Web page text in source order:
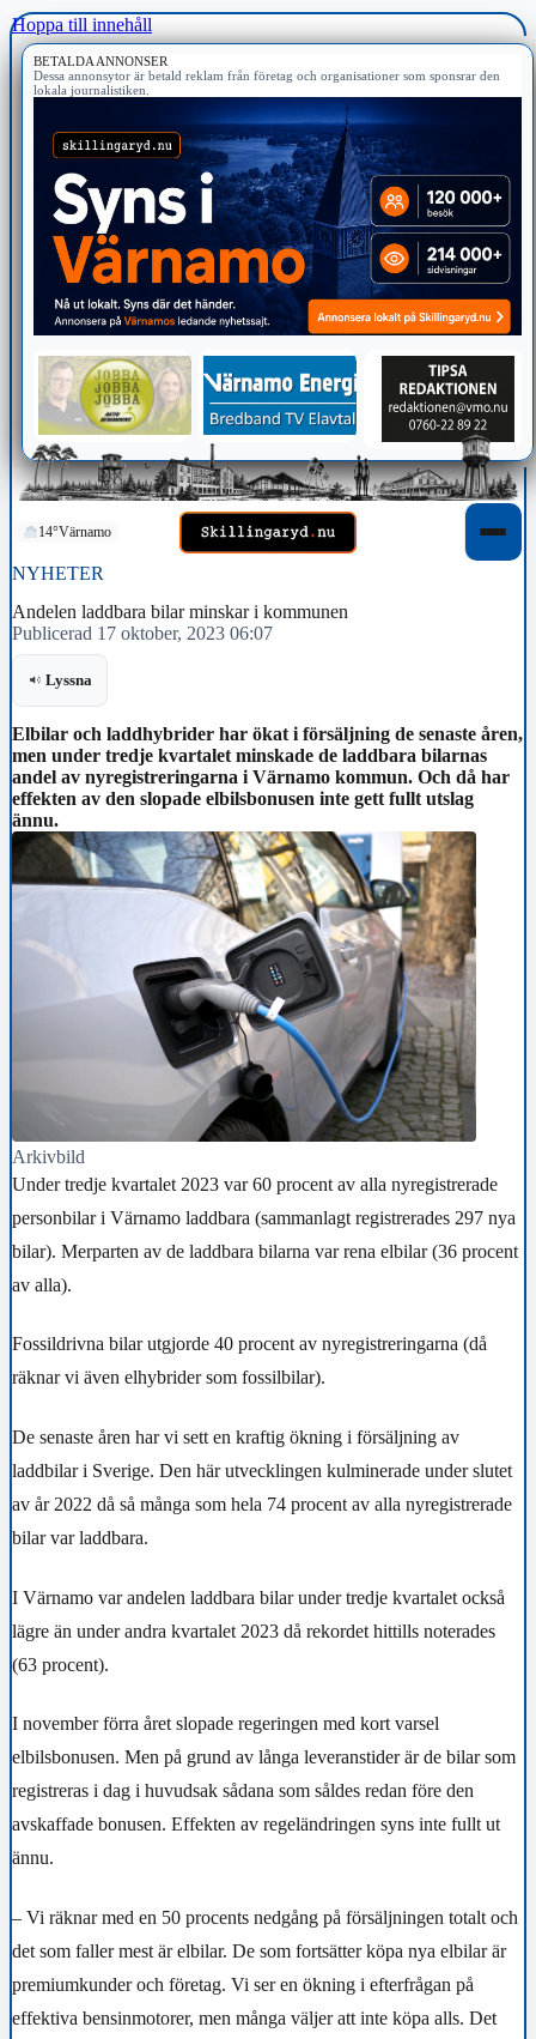
Hoppa till innehåll
BETALDA ANNONSER
Dessa annonsytor är betald reklam från företag och organisationer som sponsrar den
lokala journalistiken.
14°Värnamo
NYHETER
Andelen laddbara bilar minskar i kommunen
Publicerad 17 oktober, 2023 06:07
Lyssna
Elbilar och laddhybrider har ökat i försäljning de senaste åren,
men under tredje kvartalet minskade de laddbara bilarnas
andel av nyregistreringarna i Värnamo kommun. Och då har
effekten av den slopade elbilsbonusen inte gett fullt utslag
ännu.
Arkivbild
Under tredje kvartalet 2023 var 60 procent av alla nyregistrerade
personbilar i Värnamo laddbara (sammanlagt registrerades 297 nya
bilar). Merparten av de laddbara bilarna var rena elbilar (36 procent
av alla).
Fossildrivna bilar utgjorde 40 procent av nyregistreringarna (då
räknar vi även elhybrider som fossilbilar).
De senaste åren har vi sett en kraftig ökning i försäljning av
laddbilar i Sverige. Den här utvecklingen kulminerade under slutet
av år 2022 då så många som hela 74 procent av alla nyregistrerade
bilar var laddbara.
I Värnamo var andelen laddbara bilar under tredje kvartalet också
lägre än under andra kvartalet 2023 då rekordet hittills noterades
(63 procent).
I november förra året slopade regeringen med kort varsel
elbilsbonusen. Men på grund av långa leveranstider är de bilar som
registreras i dag i huvudsak sådana som såldes redan före den
avskaffade bonusen. Effekten av regeländringen syns inte fullt ut
ännu.
– Vi räknar med en 50 procents nedgång på försäljningen totalt och
det som faller mest är elbilar. De som fortsätter köpa nya elbilar är
premiumkunder och företag. Vi ser en ökning i efterfrågan på
effektiva bensinmotorer, men många väljer att inte köpa alls. Det